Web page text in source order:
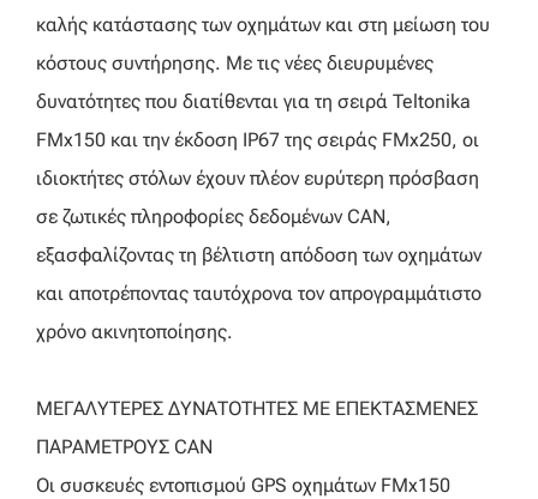
καλής κατάστασης των οχημάτων και στη μείωση του
κόστους συντήρησης. Με τις νέες διευρυμένες
δυνατότητες που διατίθενται για τη σειρά Teltonika
FMx150 και την έκδοση IP67 της σειράς FMx250, οι
ιδιοκτήτες στόλων έχουν πλέον ευρύτερη πρόσβαση
σε ζωτικές πληροφορίες δεδομένων CAN,
εξασφαλίζοντας τη βέλτιστη απόδοση των οχημάτων
και αποτρέποντας ταυτόχρονα τον απρογραμμάτιστο
χρόνο ακινητοποίησης.
ΜΕΓΑΛΥΤΕΡΕΣ ΔΥΝΑΤΟΤΗΤΕΣ ΜΕ ΕΠΕΚΤΑΣΜΕΝΕΣ
ΠΑΡΑΜΕΤΡΟΥΣ CAN
Οι συσκευές εντοπισμού GPS οχημάτων FMx150